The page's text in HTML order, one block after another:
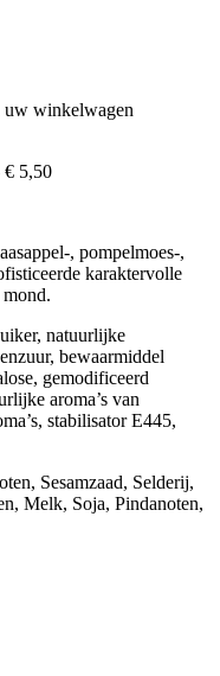
uw winkelwagen
€ 5,50
, pompelmoes-,
karaktervolle
natuurlijke
bewaarmiddel
gemodificeerd
aroma’s van
stabilisator E445,
Sesamzaad, Selderij,
Melk, Soja, Pindanoten,